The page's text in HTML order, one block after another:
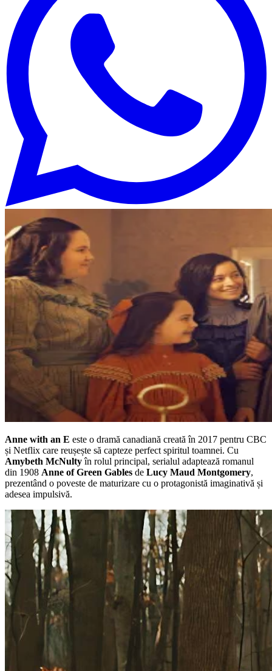
Anne with an E este o dramă canadiană creată în 2017 pentru CBC
și Netflix care reușește să capteze perfect spiritul toamnei. Cu
Amybeth McNultyîn rolul principal, serialul adaptează romanul
din 1908 Anne of Green Gables de Lucy Maud Montgomery,
prezentând o poveste de maturizare cu o protagonistă imaginativă și
adesea impulsivă.